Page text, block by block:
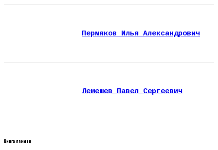
Пермяков Илья Александрович
Лемешев Павел Сергеевич
Книга памяти